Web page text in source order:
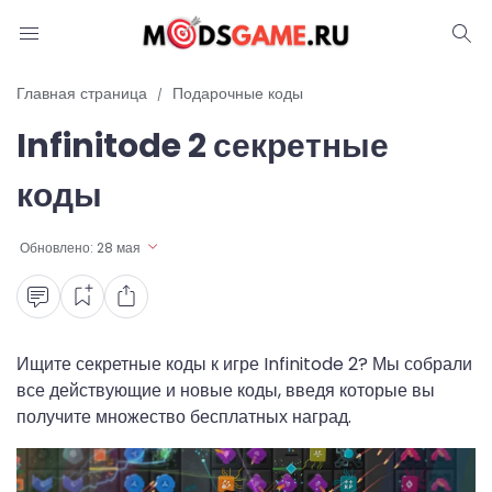
Блог
Читы и коды
Промокоды
Ошибки
Руководства
Roblox
Главная страница Подарочные коды
Infinitode 2 секретные
коды
Обновлено: 28 мая
Ищите секретные коды к игре Infinitode 2? Мы собрали
все действующие и новые коды, введя которые вы
получите множество бесплатных наград.